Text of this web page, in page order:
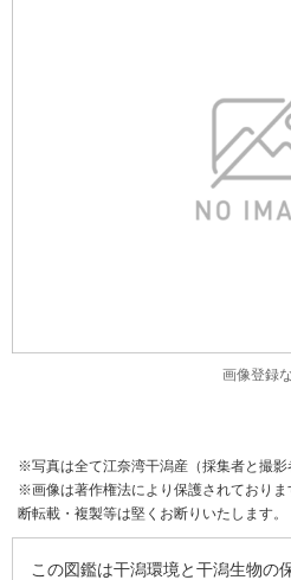
画像登録
※写真は全て江奈湾干潟産（採集者と撮影
※画像は著作権法により保護されており
断転載・複製等は堅くお断りいたします。
この図鑑は干潟環境と干潟生物の